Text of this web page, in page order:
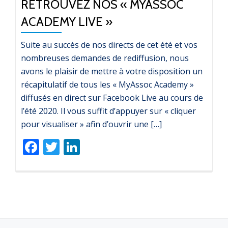
RETROUVEZ NOS « MYASSOC
ACADEMY LIVE »
Suite au succès de nos directs de cet été et vos
nombreuses demandes de rediffusion, nous
avons le plaisir de mettre à votre disposition un
récapitulatif de tous les « MyAssoc Academy »
diffusés en direct sur Facebook Live au cours de
l’été 2020. Il vous suffit d’appuyer sur « cliquer
pour visualiser » afin d’ouvrir une […]
Facebook
Twitter